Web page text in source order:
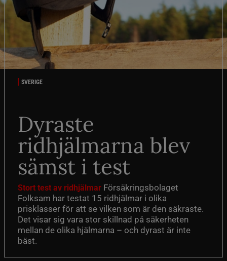
SVERIGE
Dyraste
ridhjälmarna blev
sämst i test
Stort test av ridhjälmar Försäkringsbolaget
Folksam har testat 15 ridhjälmar i olika
prisklasser för att se vilken som är den säkraste.
Det visar sig vara stor skillnad på säkerheten
mellan de olika hjälmarna – och dyrast är inte
bäst.